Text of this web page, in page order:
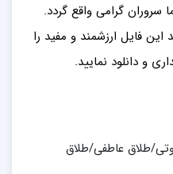
سروران گرامی واقع گردد.
فایل ارزشمند و مفید را
و دانلود نمایید.
طلاق عاطفی/طلاق